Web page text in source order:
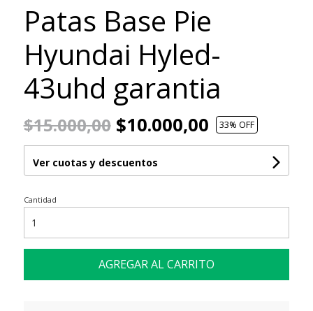
Patas Base Pie
Hyundai Hyled-
43uhd garantia
$15.000,00$10.000,00 33% OFF
Ver cuotas y descuentos
Cantidad
AGREGAR AL CARRITO